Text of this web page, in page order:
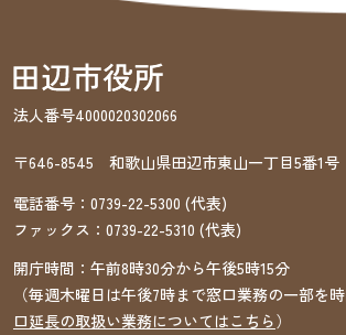
法人番号4000020302066
〒646-8545 和歌山県田辺市東山一丁目5番1号
電話番号： 0739-22-5300 (代表)
ファックス： 0739-22-5310 (代表)
開庁時間：午前8時30分から午後5時15分
（毎週木曜日は午後7時まで窓口業務の一部を時
口延長の取扱い業務についてはこちら）